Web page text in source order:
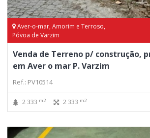
Aver-o-mar, Amorim e Terroso,
Póvoa de Varzim
Venda de Terreno p/ construção,
em Aver o mar P. Varzim
Ref.: PV10514
2 333 m2 2 333 m2